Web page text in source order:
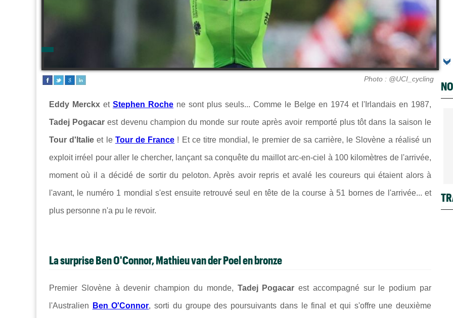
Photo : @UCI_cycling
Eddy Merckx et Stephen Roche ne sont plus seuls... Comme le Belge en 1974 et l'Irlandais en 1987,
Tadej Pogacar est devenu champion du monde sur route après avoir remporté plus tôt dans la saison le
Tour d'Italie et le Tour de France ! Et ce titre mondial, le premier de sa carrière, le Slovène a réalisé un
exploit irréel pour aller le chercher, lançant sa conquête du maillot arc-en-ciel à 100 kilomètres de l'arrivée,
moment où il a décidé de sortir du peloton. Après avoir repris et avalé les coureurs qui étaient alors à
l'avant, le numéro 1 mondial s'est ensuite retrouvé seul en tête de la course à 51 bornes de l'arrivée... et
plus personne n'a pu le revoir.
La surprise Ben O'Connor, Mathieu van der Poel en bronze
Premier Slovène à devenir champion du monde, Tadej Pogacar est accompagné sur le podium par
l'Australien Ben O'Connor, sorti du groupe des poursuivants dans le final et qui s'offre une deuxième